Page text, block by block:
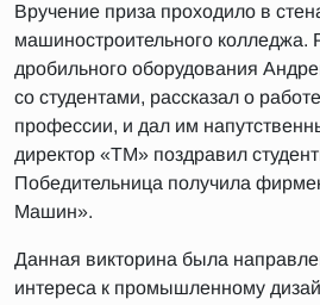
Вручение приза проходило в
машиностроительного колледжа.
дробильного оборудования
со студентами, рассказал о
профессии, и дал им
директор «ТМ» поздравил
Победительница получила
Машин».
Данная викторина была
интереса к промышленному